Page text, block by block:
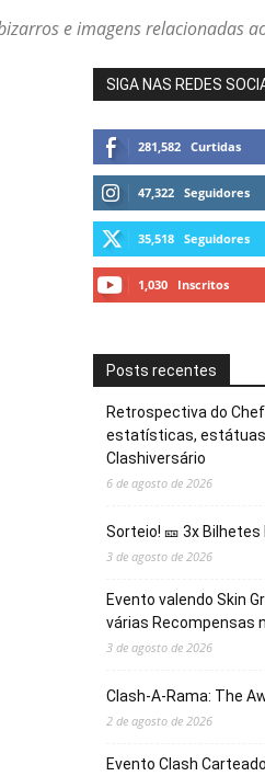
e imagens relacionadas
SIGA NAS REDES
281,582 Curtidas
47,322 Seguidores
35,518 Seguidores
1,030 Inscritos
Posts recentes
Retrospectiva do
estatísticas, estátuas
Clashiversário
6 de agosto de 2026
Sorteio! 🎫 3x
3 de agosto de 2026
Evento valendo Skin
várias Recompensas
3 de agosto de 2026
Clash-A-Rama: The
2 de agosto de 2026
Evento Clash